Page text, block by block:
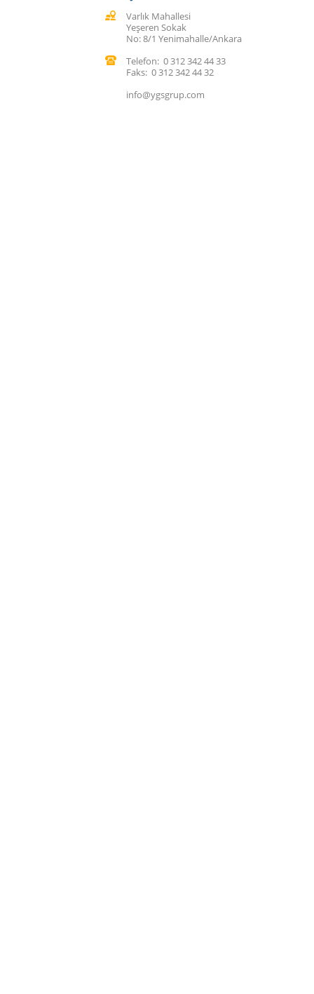
Varlık Mahallesi
Yeşeren Sokak
No: 8/1 Yenimahalle/Ankara
Telefon: 0 312 342 44 33
Faks: 0 312 342 44 32
info@ygsgrup.com